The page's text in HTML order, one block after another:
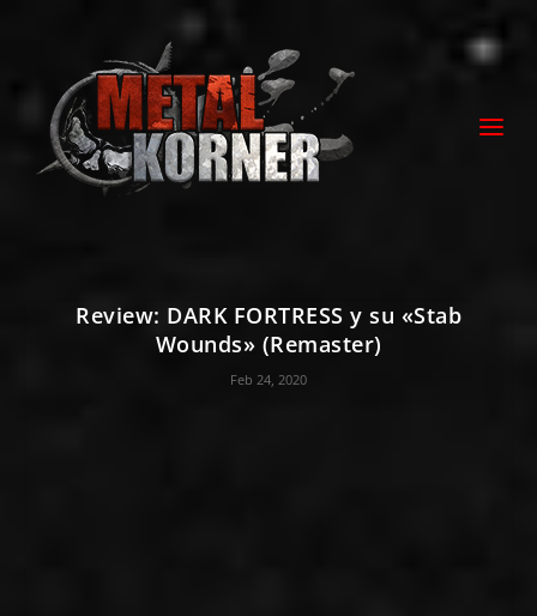
Review: DARK FORTRESS y su «Stab
Wounds» (Remaster)
Feb 24, 2020